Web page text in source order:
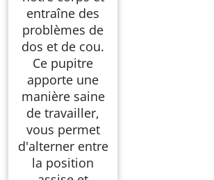
entraîne des
problèmes de
dos et de cou.
Ce pupitre
apporte une
manière saine
de travailler,
vous permet
d'alterner entre
la position